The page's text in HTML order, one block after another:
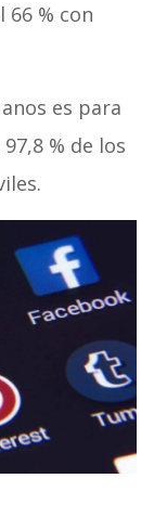
% con
es para
% de los